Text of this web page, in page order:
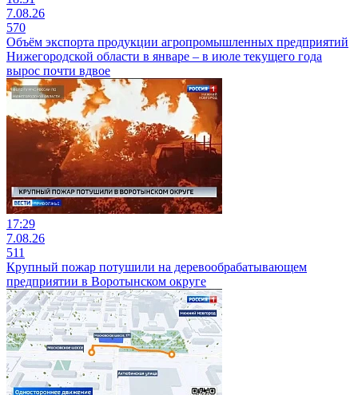
7.08.26
570
Объём экспорта продукции агропромышленных предприятий
Нижегородской области в январе – в июле текущего года
вырос почти вдвое
17:29
7.08.26
511
Крупный пожар потушили на деревообрабатывающем
предприятии в Воротынском округе